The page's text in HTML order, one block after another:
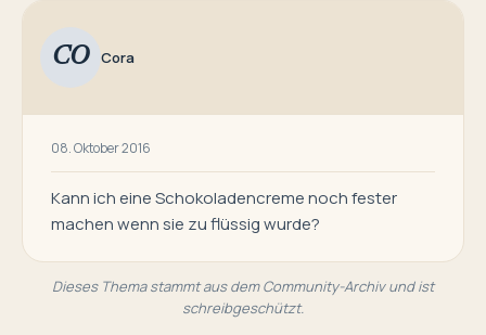
CO Cora
08. Oktober 2016
Kann ich eine Schokoladencreme noch fester
machen wenn sie zu flüssig wurde?
Dieses Thema stammt aus dem Community-Archiv und ist
schreibgeschützt.